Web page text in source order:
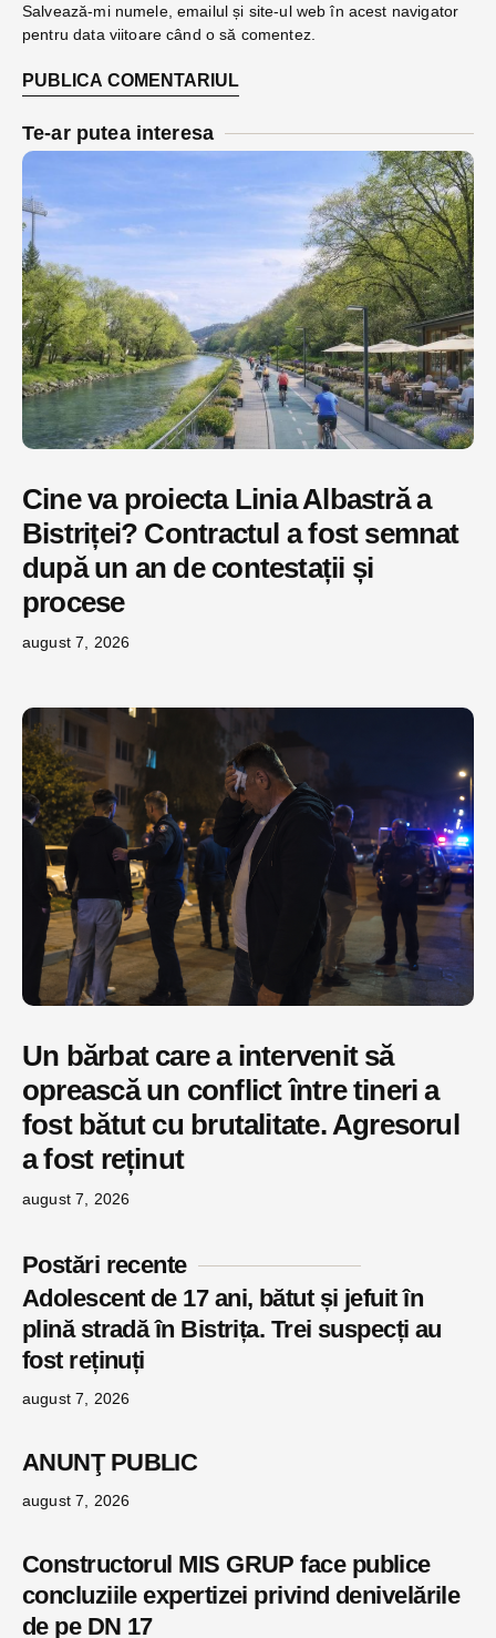
Salvează-mi numele, emailul și site-ul web în acest navigator
pentru data viitoare când o să comentez.
Te-ar putea interesa
Cine va proiecta Linia Albastră a
Bistriței? Contractul a fost semnat
după un an de contestații și
procese
august 7, 2026
Un bărbat care a intervenit să
oprească un conflict între tineri a
fost bătut cu brutalitate. Agresorul
a fost reținut
august 7, 2026
Postări recente
Adolescent de 17 ani, bătut și jefuit în
plină stradă în Bistrița. Trei suspecți au
fost reținuți
august 7, 2026
ANUNŢ PUBLIC
august 7, 2026
Constructorul MIS GRUP face publice
concluziile expertizei privind denivelările
de pe DN 17